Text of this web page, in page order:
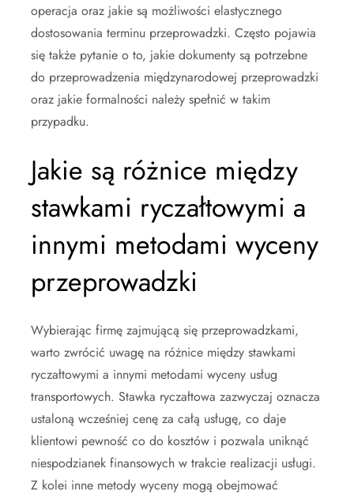
operacja oraz jakie są możliwości elastycznego
dostosowania terminu przeprowadzki. Często pojawia
się także pytanie o to, jakie dokumenty są potrzebne
do przeprowadzenia międzynarodowej przeprowadzki
oraz jakie formalności należy spełnić w takim
przypadku.
Jakie są różnice między
stawkami ryczałtowymi a
innymi metodami wyceny
przeprowadzki
Wybierając firmę zajmującą się przeprowadzkami,
warto zwrócić uwagę na różnice między stawkami
ryczałtowymi a innymi metodami wyceny usług
transportowych. Stawka ryczałtowa zazwyczaj oznacza
ustaloną wcześniej cenę za całą usługę, co daje
klientowi pewność co do kosztów i pozwala uniknąć
niespodzianek finansowych w trakcie realizacji usługi.
Z kolei inne metody wyceny mogą obejmować